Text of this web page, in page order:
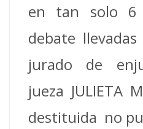
en tan solo 6
debate
jurado de
jueza JULIETA
destituida no